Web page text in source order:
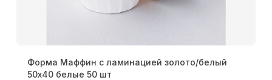
Форма Маффин с ламинацией золото/белый
50х40 белые 50 шт